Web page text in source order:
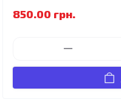
850.00 грн.